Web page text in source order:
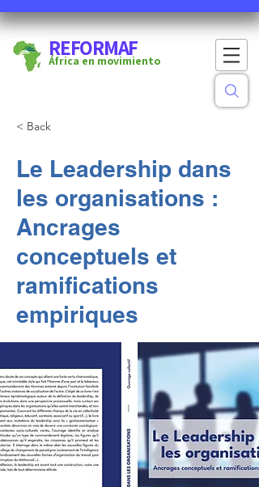
REFORMAF
África en movimiento
< Back
Le Leadership dans
les organisations :
Ancrages
conceptuels et
ramifications
empiriques